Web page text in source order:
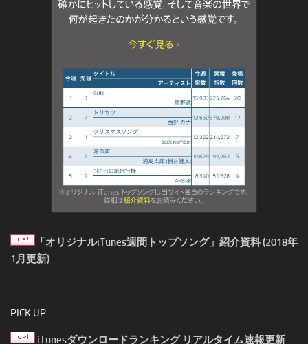
「オリジナルiTunes週間トップソング」紹介資料 (2018年
1月更新)
PICK UP
iTunesダウンロードランキング リアルタイム速報更新